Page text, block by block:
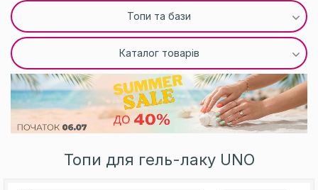
Топи та бази
Каталог товарів
Топи для гель-лаку UNO